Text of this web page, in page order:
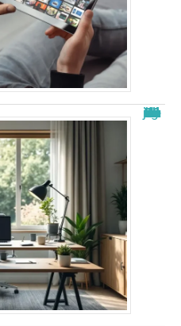
Nouvelle adresse de zone de téléchargement : Guide 2026 à jour